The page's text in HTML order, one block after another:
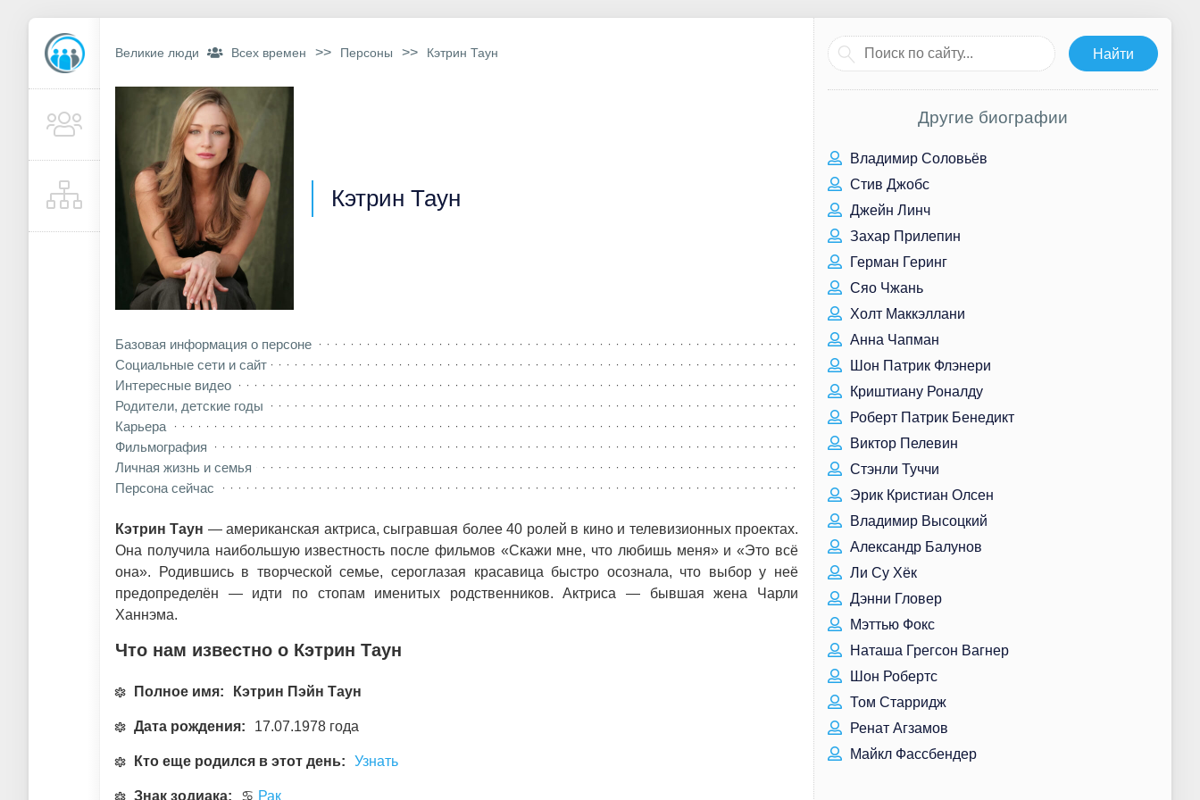
Великие люди Всех времен >> Персоны >> Кэтрин Таун
Кэтрин Таун
Базовая информация о персоне
Социальные сети и сайт
Интересные видео
Родители, детские годы
Карьера
Фильмография
Личная жизнь и семья
Персона сейчас
Кэтрин Таун — американская актриса, сыгравшая более 40 ролей в кино и телевизионных проектах.
Она получила наибольшую известность после фильмов «Скажи мне, что любишь меня» и «Это всё
она». Родившись в творческой семье, сероглазая красавица быстро осознала, что выбор у неё
предопределён — идти по стопам именитых родственников. Актриса — бывшая жена Чарли
Ханнэма.
Что нам известно о Кэтрин Таун
Полное имя: Кэтрин Пэйн Таун
Дата рождения: 17.07.1978 года
Кто еще родился в этот день: Узнать
Знак зодиака: ♋ Рак
Другие биографии
Владимир Соловьёв
Стив Джобс
Джейн Линч
Захар Прилепин
Герман Геринг
Сяо Чжань
Холт Маккэллани
Анна Чапман
Шон Патрик Флэнери
Криштиану Роналду
Роберт Патрик Бенедикт
Виктор Пелевин
Стэнли Туччи
Эрик Кристиан Олсен
Владимир Высоцкий
Александр Балунов
Ли Су Хёк
Дэнни Гловер
Мэттью Фокс
Наташа Грегсон Вагнер
Шон Робертс
Том Старридж
Ренат Агзамов
Майкл Фассбендер